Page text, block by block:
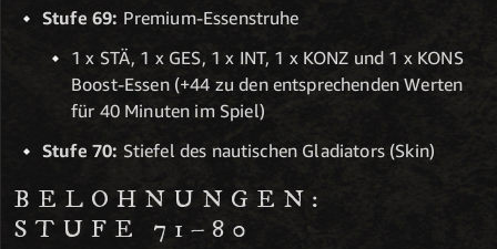
Stufe 69: Premium-Essenstruhe
1 x STÄ, 1 x GES, 1 x INT, 1 x KONZ und 1 x KONS
Boost-Essen (+44 zu den entsprechenden Werten
für 40 Minuten im Spiel)
Stufe 70: Stiefel des nautischen Gladiators (Skin)
BELOHNUNGEN:
STUFE 71–80